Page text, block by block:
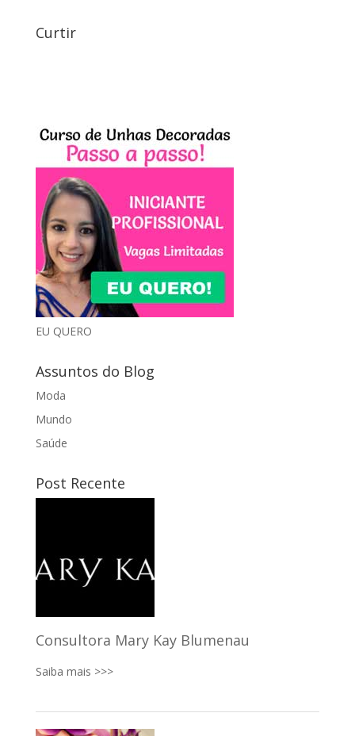
Curtir
EU QUERO
Assuntos do Blog
Moda
Mundo
Saúde
Post Recente
Consultora Mary Kay Blumenau
Saiba mais >>>